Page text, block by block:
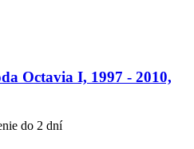
Octavia I, 1997 - 2010,
do 2 dní